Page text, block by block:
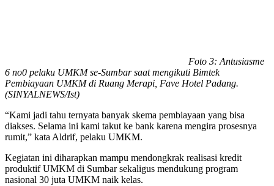
Foto 3: Antusiasme
6 no0 pelaku UMKM se-Sumbar saat mengikuti Bimtek
Pembiayaan UMKM di Ruang Merapi, Fave Hotel Padang.
(SINYALNEWS/Ist)
“Kami jadi tahu ternyata banyak skema pembiayaan yang bisa
diakses. Selama ini kami takut ke bank karena mengira prosesnya
rumit,” kata Aldrif, pelaku UMKM.
Kegiatan ini diharapkan mampu mendongkrak realisasi kredit
produktif UMKM di Sumbar sekaligus mendukung program
nasional 30 juta UMKM naik kelas.